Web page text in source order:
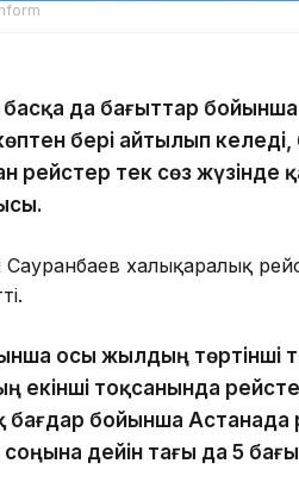
да бағыттар
бері айтылып келеді,
рейстер тек сөз жүзінде
Сауранбаев халықаралық
осы жылдың төртінші
екінші тоқсанында
бағдар бойынша
дейін тағы да 5